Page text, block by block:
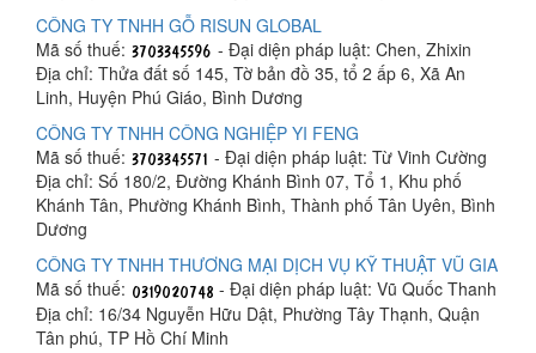
CÔNG TY TNHH GỖ RISUN GLOBAL
Mã số thuế:
- Đại diện pháp luật: Chen, Zhixin
Địa chỉ: Thửa đất số 145, Tờ bản đồ 35, tổ 2 ấp 6, Xã An
Linh, Huyện Phú Giáo, Bình Dương
CÔNG TY TNHH CÔNG NGHIỆP YI FENG
Mã số thuế:
- Đại diện pháp luật: Từ Vinh Cường
Địa chỉ: Số 180/2, Đường Khánh Bình 07, Tổ 1, Khu phố
Khánh Tân, Phường Khánh Bình, Thành phố Tân Uyên, Bình
Dương
CÔNG TY TNHH THƯƠNG MẠI DỊCH VỤ KỸ THUẬT VŨ GIA
Mã số thuế:
- Đại diện pháp luật: Vũ Quốc Thanh
Địa chỉ: 16/34 Nguyễn Hữu Dật, Phường Tây Thạnh, Quận
Tân phú, TP Hồ Chí Minh